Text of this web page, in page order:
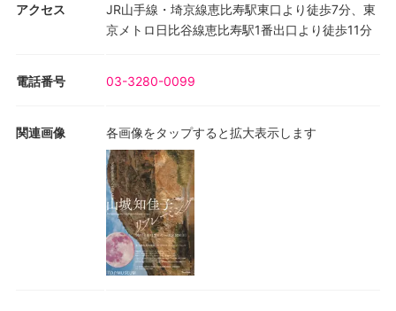
アクセス
JR山手線・埼京線恵比寿駅東口より徒歩7分、東
京メトロ日比谷線恵比寿駅1番出口より徒歩11分
電話番号 03-3280-0099
関連画像 各画像をタップすると拡大表示します